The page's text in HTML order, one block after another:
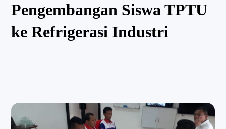
Pengembangan Siswa TPTU
ke Refrigerasi Industri